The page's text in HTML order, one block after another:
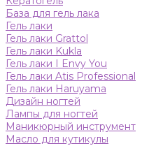
База для гель лака
Гель лаки
Гель лаки Grattol
Гель лаки Kukla
Гель лаки I Envy You
Гель лаки Atis Professional
Гель лаки Haruyama
Дизайн ногтей
Лампы для ногтей
Маникюрный инструмент
Масло для кутикулы